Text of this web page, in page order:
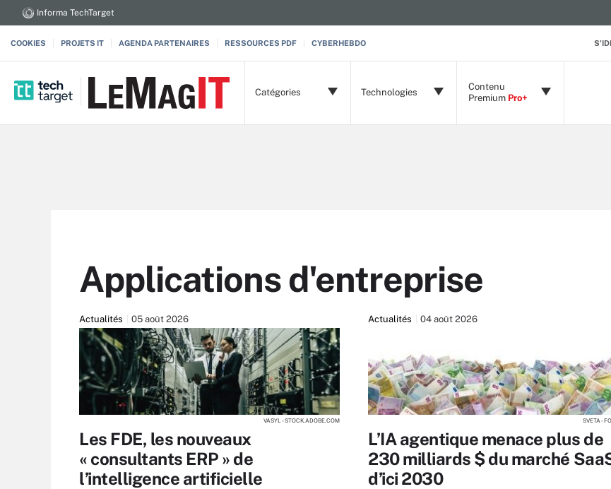
Informa TechTarget
COOKIES PROJETS IT AGENDA PARTENAIRES RESSOURCES PDF CYBERHEBDO
Catégories Technologies
Contenu
Premium Pro+
Applications d'entreprise
Actualités 05 août 2026
VASYL - STOCK.ADOBE.COM
Les FDE, les nouveaux
« consultants ERP » de
l’intelligence artificielle
Actualités 04 août 2026
SVETA -
L’IA agentique menace plus de
230 milliards $ du marché
d’ici 2030